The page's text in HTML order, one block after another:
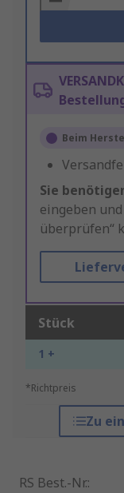
Beim
Sie
eingeben
überprüfen“
Stück
1 +
*Richtpreis
Zu
RS Best.-Nr.: